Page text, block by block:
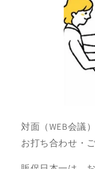
対面（WEB会議
お打ち合わせ・